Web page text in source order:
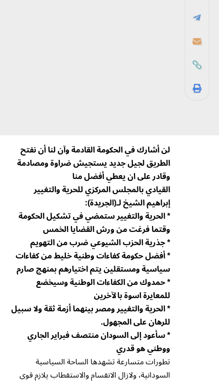
لن أشارك في الحكومة القادمة وآن لنا أن نفتح
الطريق لجيل جديد يستجيش ضراوة ومصادمة
وقادر على ان يعطي أفضل منا
القيادي بالمجلس المركزي للحرية والتغيير
إبراهيم الشيخ لـ(الجريدة):
* الحرية والتغيير ستمضي في تشكيل الحكومة
وقتما فرغت من ورش القضايا الخمس
* جذرية الحزب الشيوعي ضرب من التهويم
* أفضل حكومة كفاءات وطنية خليط من كفاءات
سياسية ومستقلين يتم اختيارهم بمنهج صارم
* حمدوك من الكفاءات الوطنية وسيخضع
للمعايرة اسوة بالآخرين
* الحرية والتغيير ومصر بينهما أزمة ثقة ولا سبيل
للرهان على المجهول.
* سأعود إلى السودان منتصف فبراير الجاري
ووطني هو قدري
تطورات متسارعة تشهدها الساحة السياسية
السودانية، ولازال الانقسام والاستقطاب يلازم قوى